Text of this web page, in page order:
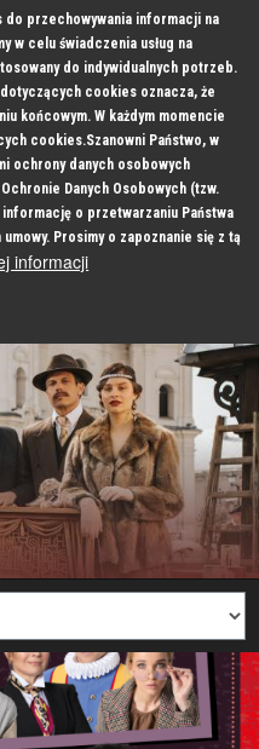
przechowywania informacji na
w celu świadczenia usług na
do indywidualnych potrzeb.
cookies oznacza, że
końcowym. W każdym momencie
cookies.Szanowni Państwo, w
ochrony danych osobowych
Danych Osobowych (tzw.
informację o przetwarzaniu Państwa
Prosimy o zapoznanie się z tą
informacji